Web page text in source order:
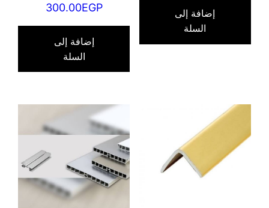
إضافة إلى
السلة
300.00EGP
إضافة إلى
السلة